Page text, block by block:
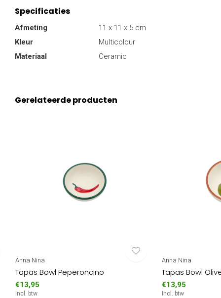
Specificaties
Afmeting
11 x 11 x 5 cm
Kleur
Multicolour
Materiaal
Ceramic
Gerelateerde producten
Anna Nina
Tapas Bowl Peperoncino
€13,95
Incl. btw
Anna Nina
Tapas Bowl
€13,95
Incl. btw